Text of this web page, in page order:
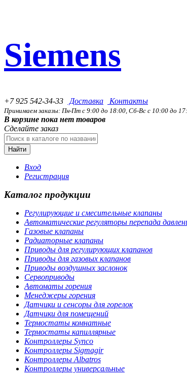
Siemens
+7 925 542-34-33 Доставка Контакты
Принимаем заказы: Пн-Пт с 9:00 до 18:00, Сб-Вс с 10:00 до
В корзине пока нет товаров
Сделайте заказ
Найти
Вход
Регистрация
Каталог продукции
Регулирующие и смесительные клапаны
Автоматические регуляторы перепада
Газовые клапаны
Радиаторные клапаны
Приводы для регулирующих клапанов
Приводы для газовых клапанов
Приводы воздушных заслонок
Сервоприводы
Автоматы горения
Менеджеры горения
Датчики и сенсоры для горелок
Датчики для помещений
Термостаты комнатные
Термостаты капиллярные
Контроллеры Synco
Контроллеры Sigmagir
Контроллеры Albatros
Контроллеры универсальные